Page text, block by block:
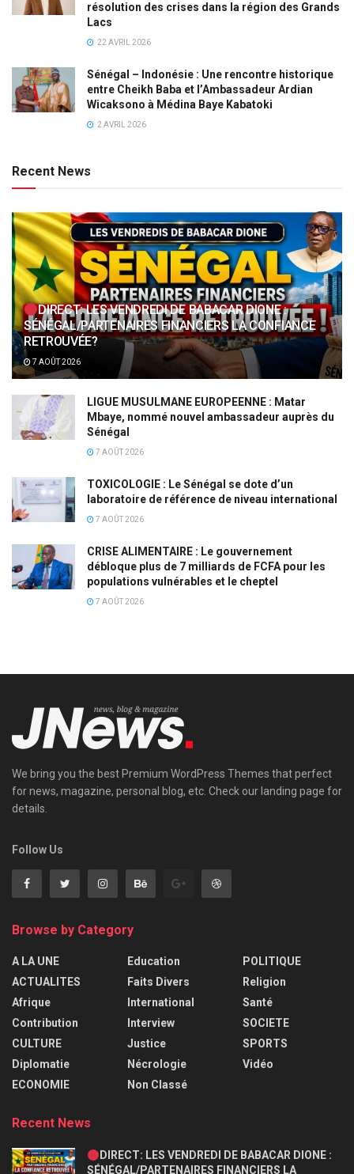
résolution des crises dans la région des Grands
Lacs
22 AVRIL 2026
Sénégal – Indonésie : Une rencontre historique
entre Cheikh Baba et l’Ambassadeur Ardian
Wicaksono à Médina Baye Kabatoki
2 AVRIL 2026
Recent News
DIRECT: LES VENDREDI DE BABACAR DIONE :
SÉNÉGAL/PARTENAIRES FINANCIERS LA CONFIANCE
RETROUVÉE?
7 AOÛT 2026
LIGUE MUSULMANE EUROPEENNE : Matar
Mbaye, nommé nouvel ambassadeur auprès du
Sénégal
7 AOÛT 2026
TOXICOLOGIE : Le Sénégal se dote d’un
laboratoire de référence de niveau international
7 AOÛT 2026
CRISE ALIMENTAIRE : Le gouvernement
débloque plus de 7 milliards de FCFA pour les
populations vulnérables et le cheptel
7 AOÛT 2026
We bring you the best Premium WordPress Themes that perfect
for news, magazine, personal blog, etc. Check our landing page for
details.
Follow Us
Browse by Category
A LA UNE
ACTUALITES
Afrique
Contribution
CULTURE
Diplomatie
ECONOMIE
Education
Faits Divers
International
Interview
Justice
Nécrologie
Non Classé
POLITIQUE
Religion
Santé
SOCIETE
SPORTS
Vidéo
Recent News
DIRECT: LES VENDREDI DE BABACAR DIONE :
SÉNÉGAL/PARTENAIRES FINANCIERS LA